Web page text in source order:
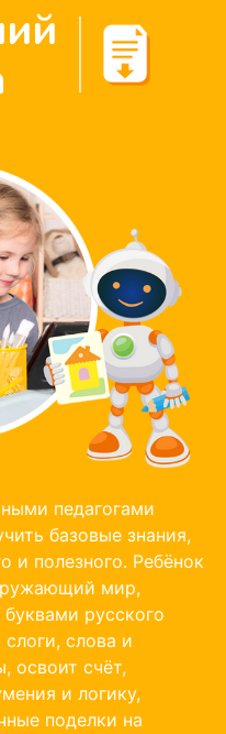
педагогами
базовые знания,
и полезного. Ребёнок
мир,
русского
слоги, слова и
освоит счёт,
и логику,
поделки на